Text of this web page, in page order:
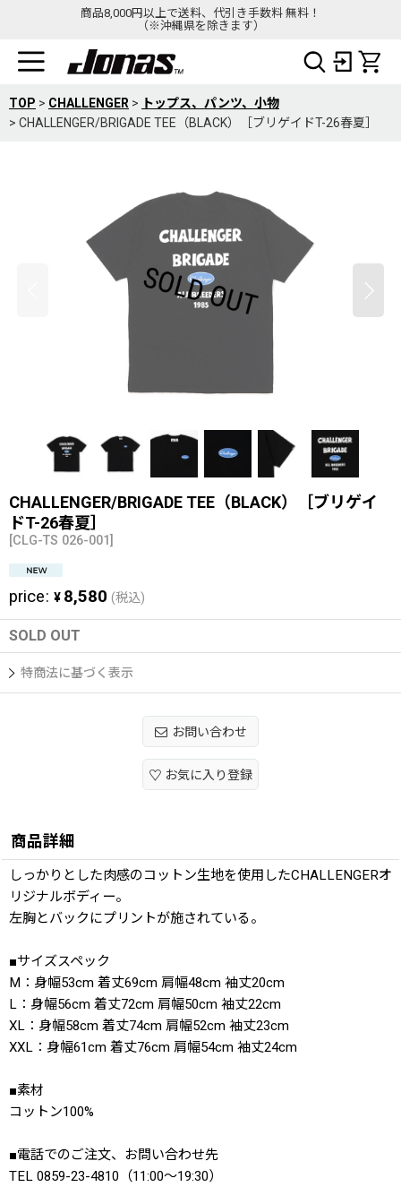
商品8,000円以上で送料、代引き手数料 無料！
（※沖縄県を除きます）
TOP > CHALLENGER >
トップス、パンツ、小物
> CHALLENGER/BRIGADE TEE（BLACK）［ブリゲイドT-26春夏］
CHALLENGER/BRIGADE TEE（BLACK）［ブリゲイ
ドT-26春夏］
[CLG-TS 026-001]
price: ¥ 8,580 (税込)
SOLD OUT
特商法に基づく表示
お問い合わせ
お気に入り登録
商品詳細
しっかりとした肉感のコットン生地を使用したCHALLENGERオ
リジナルボディー。
左胸とバックにプリントが施されている。
■サイズスペック
M：身幅53cm 着丈69cm 肩幅48cm 袖丈20cm
L：身幅56cm 着丈72cm 肩幅50cm 袖丈22cm
XL：身幅58cm 着丈74cm 肩幅52cm 袖丈23cm
XXL：身幅61cm 着丈76cm 肩幅54cm 袖丈24cm
■素材
コットン100%
■電話でのご注文、お問い合わせ先
TEL 0859-23-4810（11:00〜19:30）